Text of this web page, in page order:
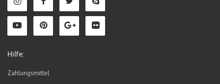
Hilfe:
Zahlungsmittel